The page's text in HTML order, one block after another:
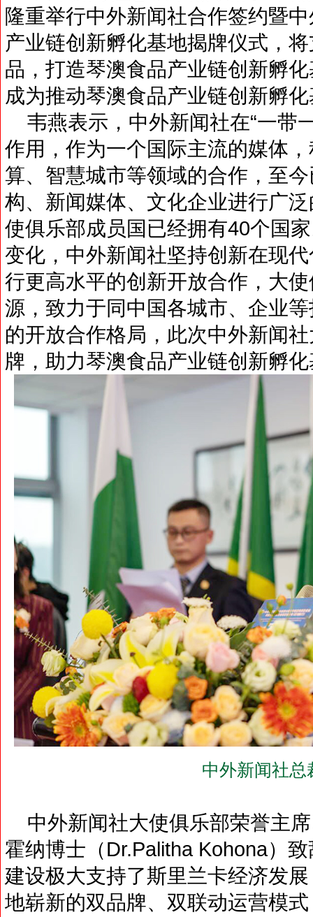
隆重举行中外新闻社合作签约暨
产业链创新孵化基地揭牌仪式，
品，打造琴澳食品产业链创新孵
成为推动琴澳食品产业链创新孵
韦燕表示，中外新闻社在“一带
作用，作为一个国际主流的媒体
算、智慧城市等领域的合作，至
构、新闻媒体、文化企业进行广
使俱乐部成员国已经拥有40个国
变化，中外新闻社坚持创新在现
行更高水平的创新开放合作，大
源，致力于同中国各城市、企业
的开放合作格局，此次中外新闻
牌，助力琴澳食品产业链创新孵
中外新闻社总
中外新闻社大使俱乐部荣誉主
霍纳博士（Dr.Palitha Kohona）
建设极大支持了斯里兰卡经济发
地崭新的双品牌、双联动运营模